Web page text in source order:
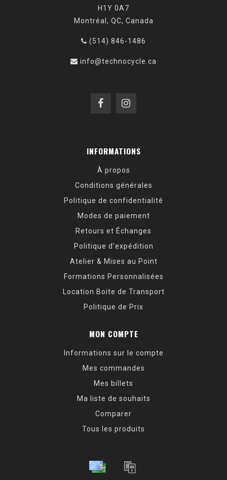
H1Y 0A7
Montréal, QC, Canada
(514) 846-1486
info@technocycle.ca
INFORMATIONS
À propos
Conditions générales
Politique de confidentialité
Modes de paiement
Retours et Échanges
Politique d’expédition
Atelier & Mises au Point
Formations Personnalisées
Location Boite de Transport
Politique de Prix
MON COMPTE
Informations sur le compte
Mes commandes
Mes billets
Ma liste de souhaits
Comparer
Tous les produits